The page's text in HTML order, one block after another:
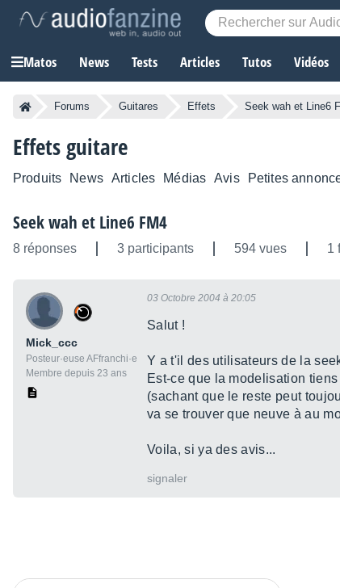
Matos News Tests Articles Tutos Vidéos
Forums Guitares Effets Seek wah et Line6
Effets guitare
Produits News Articles Médias Avis Petites
Seek wah et Line6 FM4
8 réponses 3 participants 594 vues 1
Mick_ccc
Posteur·euse AFfranchi·e
Membre depuis 23 ans
03 Octobre 2004 à 20:05
Salut !
Y a t'il des utilisateurs de la
Est-ce que la modelisation
(sachant que le reste peut
va se trouver que neuve à au
Voila, si ya des avis...
signaler